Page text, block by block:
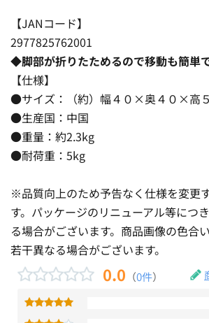
【JANコード】
2977825762001
◆脚部が折りたためるので移動も簡単
【仕様】
●サイズ：（約）幅４０×奥４０×高
●生産国：中国
●重量：約2.3kg
●耐荷重：5kg
※品質向上のため予告なく仕様を変更
す。パッケージのリニューアル等につ
る場合がございます。商品画像の色合
若干異なる場合がございます。
0.0 （0件）